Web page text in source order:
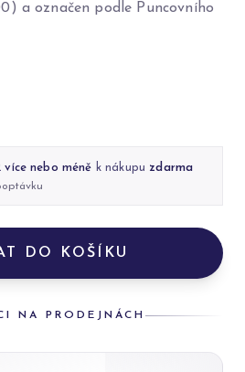
a označen podle Puncovního
nebo méně k nákupu zdarma
DO KOŠÍKU
NA PRODEJNÁCH